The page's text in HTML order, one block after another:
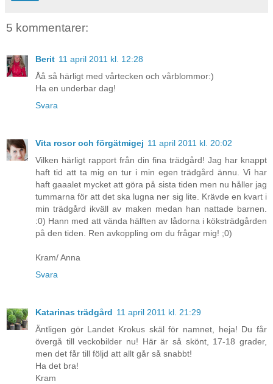
5 kommentarer:
Berit 11 april 2011 kl. 12:28
Åå så härligt med vårtecken och vårblommor:)
Ha en underbar dag!
Svara
Vita rosor och förgätmigej 11 april 2011 kl. 20:02
Vilken härligt rapport från din fina trädgård! Jag har knappt
haft tid att ta mig en tur i min egen trädgård ännu. Vi har
haft gaaalet mycket att göra på sista tiden men nu håller jag
tummarna för att det ska lugna ner sig lite. Krävde en kvart i
min trädgård ikväll av maken medan han nattade barnen.
:0) Hann med att vända hälften av lådorna i köksträdgården
på den tiden. Ren avkoppling om du frågar mig! ;0)
Kram/ Anna
Svara
Katarinas trädgård 11 april 2011 kl. 21:29
Äntligen gör Landet Krokus skäl för namnet, heja! Du får
övergå till veckobilder nu! Här är så skönt, 17-18 grader,
men det får till följd att allt går så snabbt!
Ha det bra!
Kram